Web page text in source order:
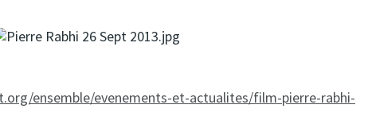
ensemble/evenements-et-actualites/film-pierre-rabhi-